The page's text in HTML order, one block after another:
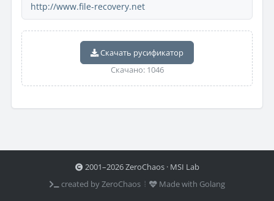
http://www.file-recovery.net
Скачать русификатор
Скачано: 1046
2001–2026 ZeroChaos · MSI Lab
created by ZeroChaos ⦙
Made with Golang